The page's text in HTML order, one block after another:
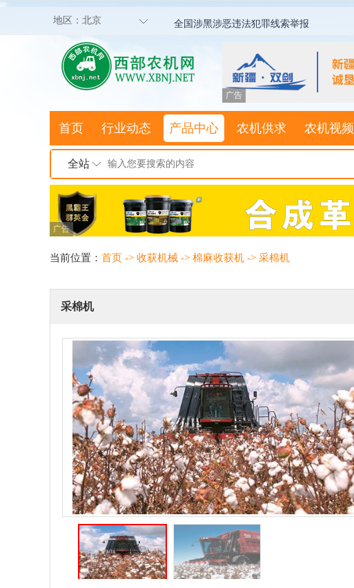
地区： 北京 全国涉黑涉恶违法犯罪线索举报
广告
首页 行业动态 产品中心 农机供求 农机视频
全站
广告
当前位置： 首页 -> 收获机械 -> 棉麻收获机 -> 采棉机
采棉机